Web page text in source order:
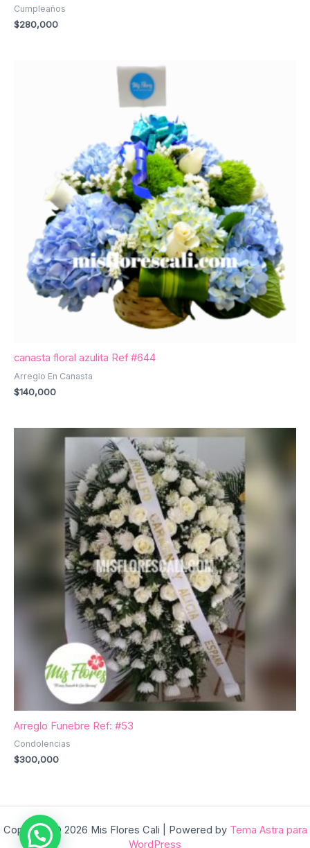
Cumpleaños
$280,000
canasta floral azulita Ref #644
Arreglo En Canasta
$140,000
Arreglo Funebre Ref: #53
Condolencias
$300,000
Copyright © 2026 Mis Flores Cali | Powered by Tema Astra para
WordPress